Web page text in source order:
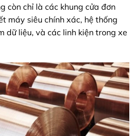
còn chỉ là các khung cửa đơn
máy siêu chính xác, hệ thống
dữ liệu, và các linh kiện trong xe